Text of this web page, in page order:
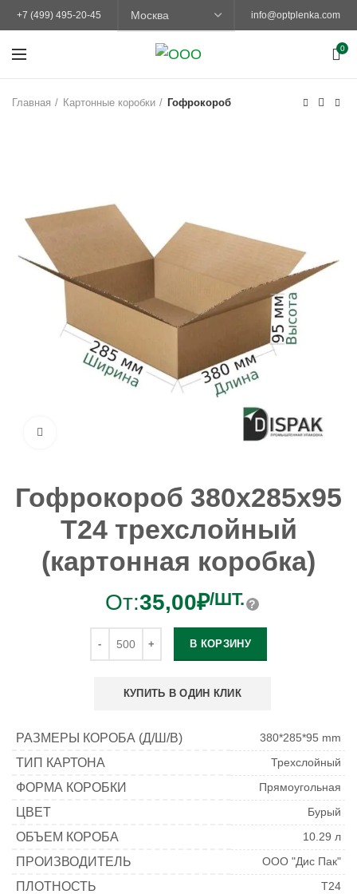
+7 (499) 495-20-45 info@optplenka.com
0
Главная Картонные коробки Гофрокороб
Гофрокороб 380х285х95
Т24 трехслойный
(картонная коробка)
От:35,00₽/ШТ.
В КОРЗИНУ
КУПИТЬ В ОДИН КЛИК
РАЗМЕРЫ КОРОБА (Д/Ш/В) 380*285*95 mm
ТИП КАРТОНА Трехслойный
ФОРМА КОРОБКИ Прямоугольная
ЦВЕТ Бурый
ОБЪЕМ КОРОБА 10.29 л
ПРОИЗВОДИТЕЛЬ ООО "Дис Пак"
ПЛОТНОСТЬ Т24